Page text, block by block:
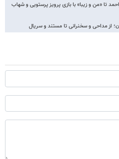
تا «من و زیبا» با بازی پرویز پرستویی و شهاب
از مداحی و سخنرانی تا مستند و سریال